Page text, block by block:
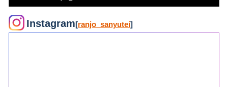
Instagram[ranjo_sanyutei]